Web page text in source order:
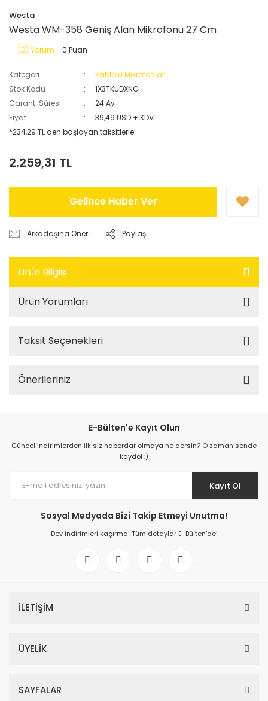
Westa
Westa WM-358 Geniş Alan Mikrofonu 27 Cm
(0) Yorum - 0 Puan
Kategori
Kablolu Mikrofonlar
Stok Kodu
1X3TKUDXNG
Garanti Süresi
24 Ay
Fiyat
39,49 USD + KDV
*234,29 TL den başlayan taksitlerle!
2.259,31 TL
Gelince Haber Ver
Arkadaşına Öner Paylaş
Ürün Bilgisi
Ürün Yorumları
Taksit Seçenekleri
Önerileriniz
E-Bülten'e Kayıt Olun
Güncel indirimlerden ilk siz haberdar olmaya ne dersin? O zaman sende
kaydol :)
Kayıt Ol
Sosyal Medyada Bizi Takip Etmeyi Unutma!
Dev indirimleri kaçırma! Tüm detaylar E-Bülten'de!
İLETİŞİM
ÜYELİK
SAYFALAR